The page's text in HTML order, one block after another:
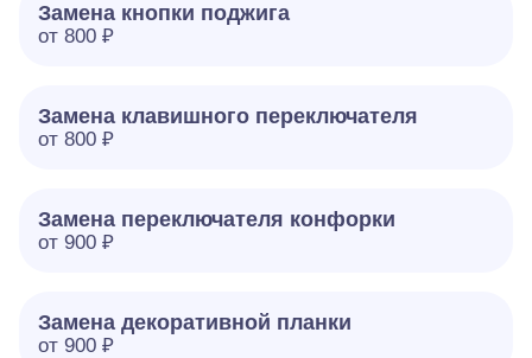
Замена кнопки поджига
от 800 ₽
Замена клавишного переключателя
от 800 ₽
Замена переключателя конфорки
от 900 ₽
Замена декоративной планки
от 900 ₽